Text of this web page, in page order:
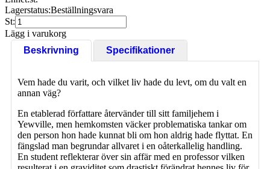
Lagerstatus:Beställningsvara
St:
Lägg i varukorg
Beskrivning
Specifikationer
Vem hade du varit, och vilket liv hade du levt, om du valt en
annan väg?
En etablerad författare återvänder till sitt familjehem i
Yewville, men hemkomsten väcker problematiska tankar om
den person hon hade kunnat bli om hon aldrig hade flyttat. En
fängslad man begrundar allvaret i en oåterkallelig handling.
En student reflekterar över sin affär med en professor vilken